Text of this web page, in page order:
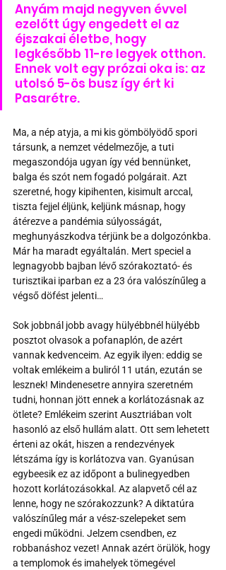
Anyám majd negyven évvel
ezelőtt úgy engedett el az
éjszakai életbe, hogy
legkésőbb 11-re legyek otthon.
Ennek volt egy prózai oka is: az
utolsó 5-ös busz így ért ki
Pasarétre.
Ma, a nép atyja, a mi kis gömbölyödő spori
társunk, a nemzet védelmezője, a tuti
megaszondója ugyan így véd bennünket,
balga és szót nem fogadó polgárait. Azt
szeretné, hogy kipihenten, kisimult arccal,
tiszta fejjel éljünk, keljünk másnap, hogy
átérezve a pandémia súlyosságát,
meghunyászkodva térjünk be a dolgozónkba.
Már ha maradt egyáltalán. Mert speciel a
legnagyobb bajban lévő szórakoztató- és
turisztikai iparban ez a 23 óra valószínűleg a
végső döfést jelenti…
Sok jobbnál jobb avagy hülyébbnél hülyébb
posztot olvasok a pofanaplón, de azért
vannak kedvenceim. Az egyik ilyen: eddig se
voltak emlékeim a buliról 11 után, ezután se
lesznek! Mindenesetre annyira szeretném
tudni, honnan jött ennek a korlátozásnak az
ötlete? Emlékeim szerint Ausztriában volt
hasonló az első hullám alatt. Ott sem lehetett
érteni az okát, hiszen a rendezvények
létszáma így is korlátozva van. Gyanúsan
egybeesik ez az időpont a bulinegyedben
hozott korlátozásokkal. Az alapvető cél az
lenne, hogy ne szórakozzunk? A diktatúra
valószínűleg már a vész-szelepeket sem
engedi működni. Jelzem csendben, ez
robbanáshoz vezet! Annak azért örülök, hogy
a templomok és imahelyek tömegével